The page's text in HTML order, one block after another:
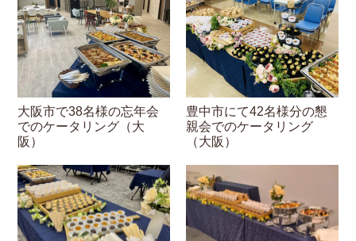
大阪市で38名様の忘年会
でのケータリング（大
阪）
豊中市にて42名様分の懇
親会でのケータリング
（大阪）